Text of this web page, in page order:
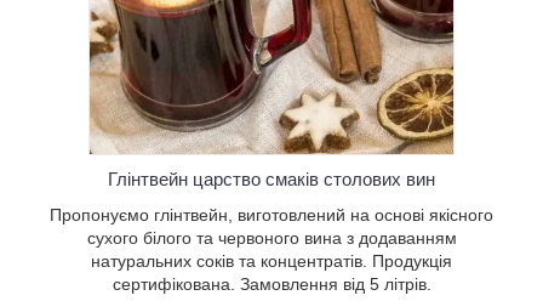
Глінтвейн царство смаків столових вин
Пропонуємо глінтвейн, виготовлений на основі якісного
сухого білого та червоного вина з додаванням
натуральних соків та концентратів. Продукція
сертифікована. Замовлення від 5 літрів.